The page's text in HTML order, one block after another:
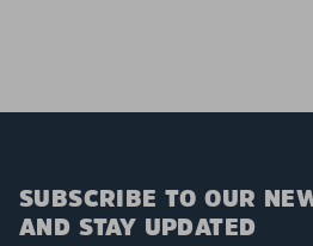
SUBSCRIBE TO OUR
AND STAY UPDATED